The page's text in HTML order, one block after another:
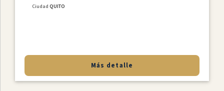
Ciudad QUITO
Más detalle